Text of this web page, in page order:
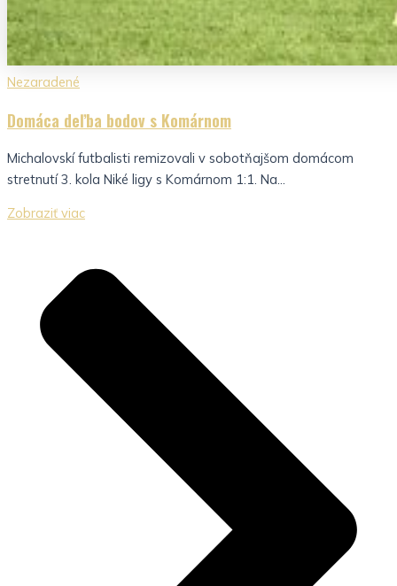
Nezaradené
Domáca deľba bodov s Komárnom
Michalovskí futbalisti remizovali v sobotňajšom domácom
stretnutí 3. kola Niké ligy s Komárnom 1:1. Na...
Zobraziť viac